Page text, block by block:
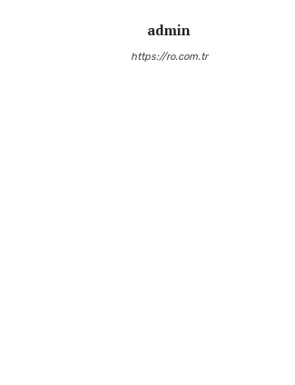
admin
https://ro.com.tr